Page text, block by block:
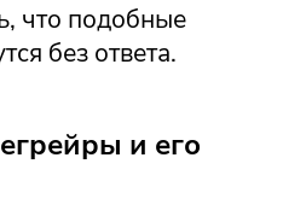
что подобные
без ответа.
и его